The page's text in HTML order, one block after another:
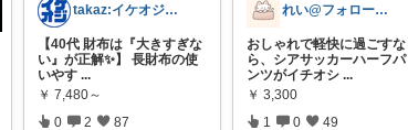
takaz:イケオジをめざすサラリーマン
【40代 財布は『大きすぎな
い』が正解✨】 長財布の使
いやす ...
￥ 7,480～
0 2 87
れい@フォロー＆経由購入感謝です♪
おしゃれで軽快に過ごすな
ら、シアサッカーハーフパ
ンツがイチオシ ...
￥ 3,300
1 0 49